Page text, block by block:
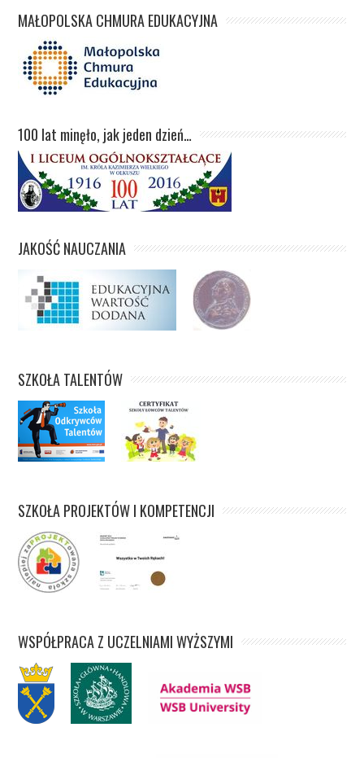
MAŁOPOLSKA CHMURA EDUKACYJNA
100 lat minęło, jak jeden dzień…
JAKOŚĆ NAUCZANIA
SZKOŁA TALENTÓW
SZKOŁA PROJEKTÓW I KOMPETENCJI
WSPÓŁPRACA Z UCZELNIAMI WYŻSZYMI